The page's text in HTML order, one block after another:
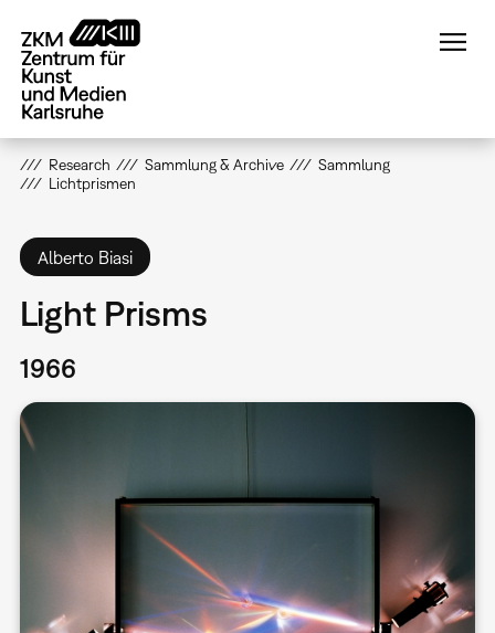
zum
Inhalt
Research Sammlung & Archive
Sammlung
Lichtprismen
Alberto Biasi
Light Prisms
1966